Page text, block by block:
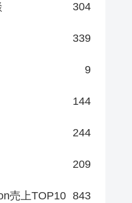
304
339
9
144
244
209
売上TOP10 843